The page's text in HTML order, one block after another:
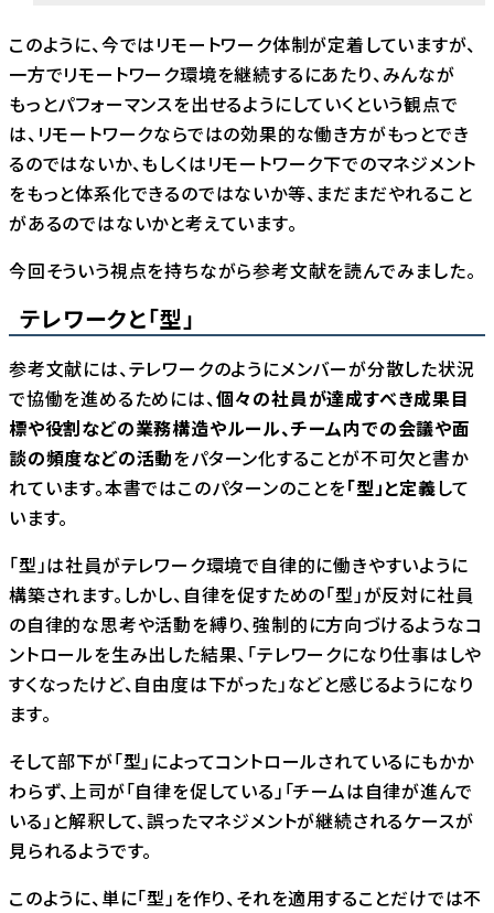
このように、今ではリモートワーク体制が定着していますが、
一方でリモートワーク環境を継続するにあたり、みんなが
もっとパフォーマンスを出せるようにしていくという観点で
は、リモートワークならではの効果的な働き方がもっとでき
るのではないか、もしくはリモートワーク下でのマネジメント
をもっと体系化できるのではないか等、まだまだやれること
があるのではないかと考えています。
今回そういう視点を持ちながら参考文献を読んでみました。
テレワークと「型」
参考文献には、テレワークのようにメンバーが分散した状況
で協働を進めるためには、個々の社員が達成すべき成果目
標や役割などの業務構造やルール、チーム内での会議や面
談の頻度などの活動をパターン化することが不可欠と書か
れています。本書ではこのパターンのことを「型」と定義して
います。
「型」は社員がテレワーク環境で自律的に働きやすいように
構築されます。しかし、自律を促すための「型」が反対に社員
の自律的な思考や活動を縛り、強制的に方向づけるようなコ
ントロールを生み出した結果、「テレワークになり仕事はしや
すくなったけど、自由度は下がった」などと感じるようになり
ます。
そして部下が「型」によってコントロールされているにもかか
わらず、上司が「自律を促している」「チームは自律が進んで
いる」と解釈して、誤ったマネジメントが継続されるケースが
見られるようです。
このように、単に「型」を作り、それを適用することだけでは不